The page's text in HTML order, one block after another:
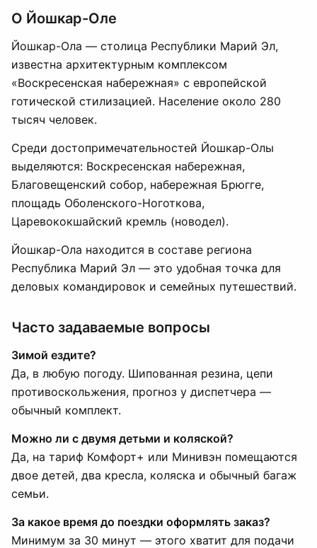
О Йошкар-Оле
Йошкар-Ола — столица Республики Марий Эл,
известна архитектурным комплексом
«Воскресенская набережная» с европейской
готической стилизацией. Население около 280
тысяч человек.
Среди достопримечательностей Йошкар-Олы
выделяются: Воскресенская набережная,
Благовещенский собор, набережная Брюгге,
площадь Оболенского-Ноготкова,
Царевококшайский кремль (новодел).
Йошкар-Ола находится в составе региона
Республика Марий Эл — это удобная точка для
деловых командировок и семейных путешествий.
Часто задаваемые вопросы
Зимой ездите?
Да, в любую погоду. Шипованная резина, цепи
противоскольжения, прогноз у диспетчера —
обычный комплект.
Можно ли с двумя детьми и коляской?
Да, на тариф Комфорт+ или Минивэн помещаются
двое детей, два кресла, коляска и обычный багаж
семьи.
За какое время до поездки оформлять заказ?
Минимум за 30 минут — этого хватит для подачи